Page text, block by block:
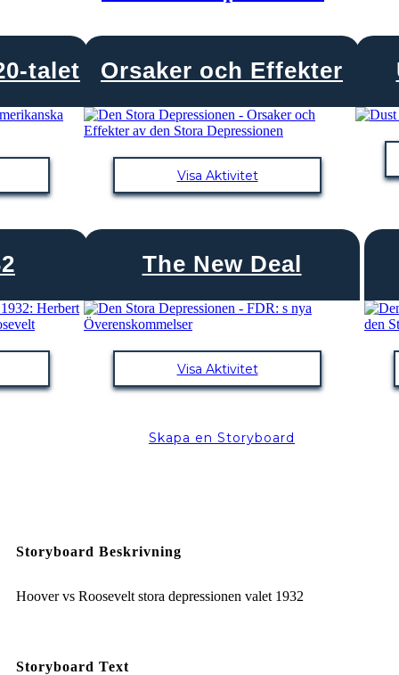
talet Orsaker och Effekter
Visa Aktivitet
The New Deal
Visa Aktivitet
Skapa en Storyboard
Storyboard Beskrivning
Hoover vs Roosevelt stora depressionen valet 1932
Storyboard Text